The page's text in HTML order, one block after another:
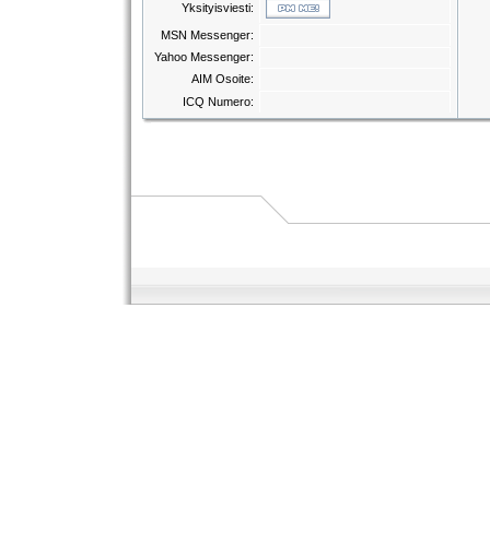
Yksityisviesti:
MSN Messenger:
Yahoo Messenger:
AIM Osoite:
ICQ Numero: